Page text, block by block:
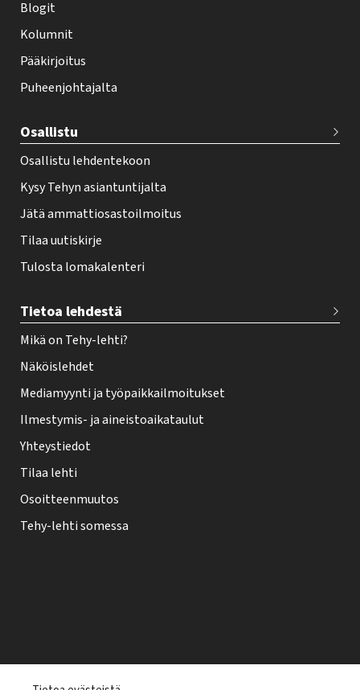
i
f
o
t
r
Blogit
Kolumnit
Pääkirjoitus
Puheenjohtajalta
Osallistu
Osallistu lehdentekoon
Kysy Tehyn asiantuntijalta
Jätä ammattiosastoilmoitus
Tilaa uutiskirje
Tulosta lomakalenteri
Tietoa lehdestä
Mikä on Tehy-lehti?
Näköislehdet
Mediamyynti ja työpaikkailmoitukset
Ilmestymis- ja aineistoaikataulut
Yhteystiedot
Tilaa lehti
Osoitteenmuutos
Tehy-lehti somessa